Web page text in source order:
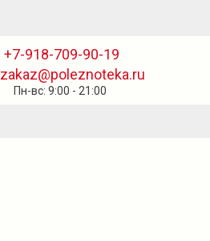
+7-918-709-90-19
zakaz@poleznoteka.ru
Пн-вс: 9:00 - 21:00